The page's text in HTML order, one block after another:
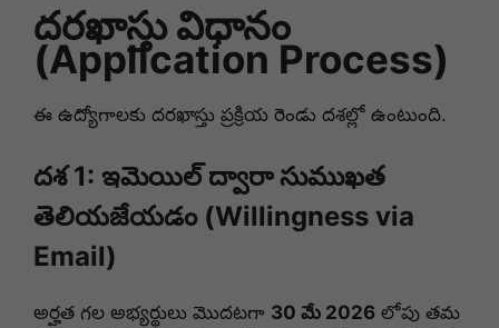
దరఖాస్తు విధానం
(Application Process)
ఈ ఉద్యోగాలకు దరఖాస్తు ప్రక్రియ రెండు దశల్లో ఉంటుంది.
దశ 1: ఇమెయిల్ ద్వారా సుముఖత
తెలియజేయడం (Willingness via
Email)
అర్హత గల అభ్యర్థులు మొదటగా 30 మే 2026 లోపు తమ